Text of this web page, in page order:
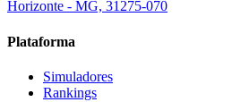
Horizonte - MG, 31275-070
Plataforma
Simuladores
Rankings